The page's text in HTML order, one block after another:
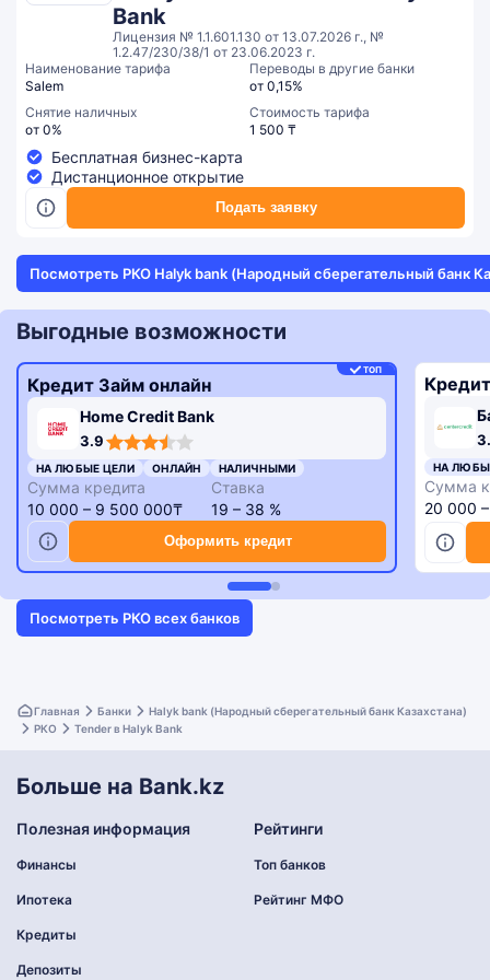
Bank
Лицензия № 1.1.601.130 от 13.07.2026 г., №
1.2.47/230/38/1 от 23.06.2023 г.
Наименование тарифа
Salem
Переводы в другие банки
от 0,15%
Снятие наличных
от 0%
Стоимость тарифа
1 500 ₸
Бесплатная бизнес-карта
Дистанционное открытие
Подать заявку
Посмотреть РКО Halyk bank (Народный сберегательный банк
Выгодные возможности
ТОП
Кредит Займ онлайн
Home Credit Bank
3.9
rating
НА ЛЮБЫЕ ЦЕЛИ ОНЛАЙН НАЛИЧНЫМИ
Сумма кредита
10 000 – 9 500 000₸
Ставка
19 – 38 %
Оформить кредит
НА
Сумма
20 000
Посмотреть РКО всех банков
Главная Банки
Halyk bank (Народный сберегательный банк Казахстана)
РКО
Tender в Halyk Bank
Больше на Bank.kz
Полезная информация
Финансы
Ипотека
Кредиты
Депозиты
Рейтинги
Топ банков
Рейтинг МФО